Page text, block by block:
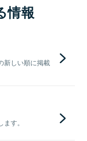
情報
新しい順に掲載
す。